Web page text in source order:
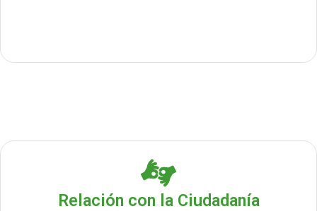
Relación con la Ciudadanía